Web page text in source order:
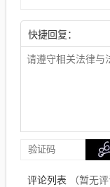
快捷回复：
评论列表 （暂无评